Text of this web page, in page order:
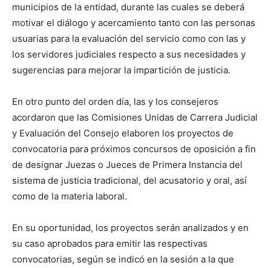
municipios de la entidad, durante las cuales se deberá
motivar el diálogo y acercamiento tanto con las personas
usuarias para la evaluación del servicio como con las y
los servidores judiciales respecto a sus necesidades y
sugerencias para mejorar la impartición de justicia.
En otro punto del orden día, las y los consejeros
acordaron que las Comisiones Unidas de Carrera Judicial
y Evaluación del Consejo elaboren los proyectos de
convocatoria para próximos concursos de oposición a fin
de designar Juezas o Jueces de Primera Instancia del
sistema de justicia tradicional, del acusatorio y oral, así
como de la materia laboral.
En su oportunidad, los proyectos serán analizados y en
su caso aprobados para emitir las respectivas
convocatorias, según se indicó en la sesión a la que